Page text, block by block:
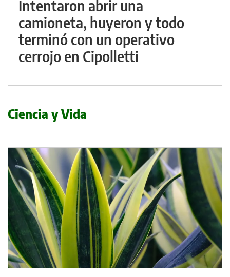
Intentaron abrir una
camioneta, huyeron y todo
terminó con un operativo
cerrojo en Cipolletti
Ciencia y Vida